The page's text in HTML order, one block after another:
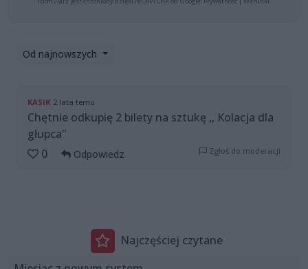
Od najnowszych
KASIK 2 lata temu
Chętnie odkupię 2 bilety na sztukę ,, Kolacja dla
głupca"
0
Odpowiedz Zgłoś do moderacji
Najczęściej czytane